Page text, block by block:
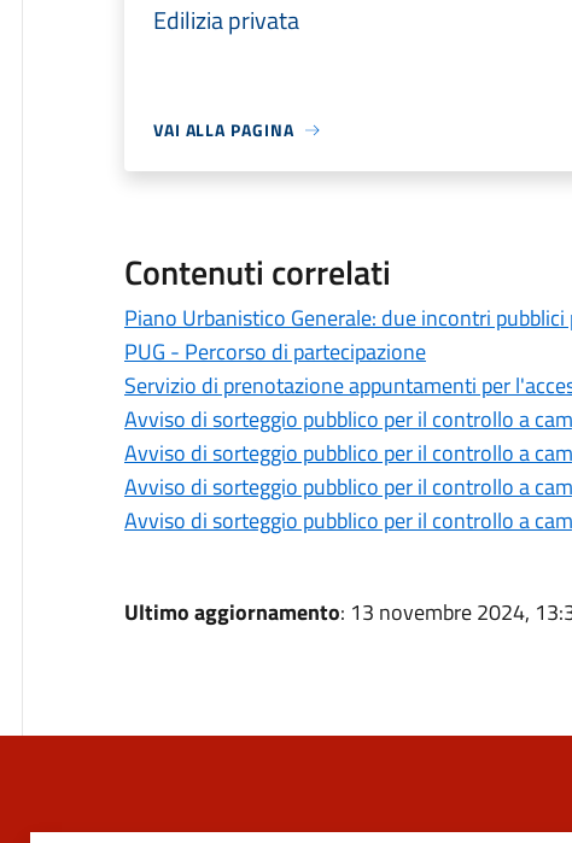
Edilizia privata
VAI ALLA PAGINA
Contenuti correlati
Piano Urbanistico Generale: due incontri
PUG - Percorso di partecipazione
Servizio di prenotazione appuntamenti per
Avviso di sorteggio pubblico per il controllo a
Avviso di sorteggio pubblico per il controllo a
Avviso di sorteggio pubblico per il controllo a
Avviso di sorteggio pubblico per il controllo a
Ultimo aggiornamento: 13 novembre 2024,